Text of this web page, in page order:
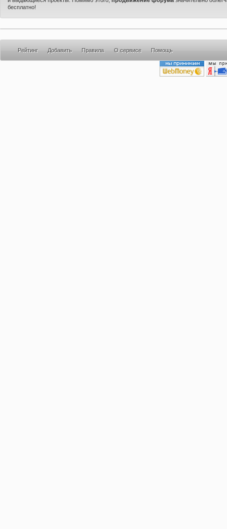
бесплатно!
Рейтинг Добавить Правила О сервисе Помощь